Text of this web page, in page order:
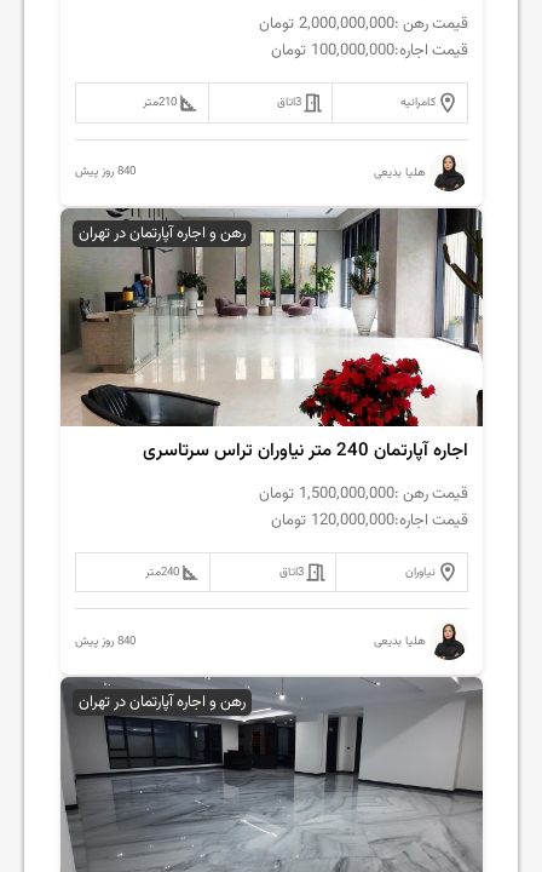
قیمت رهن :2,000,000,000 تومان
قیمت اجاره:100,000,000 تومان
کامرانیه 3اتاق 210متر
هلیا بدیعی 840 روز پیش
رهن و اجاره آپارتمان در تهران
اجاره آپارتمان 240 متر نیاوران تراس سرتاسری
قیمت رهن :1,500,000,000 تومان
قیمت اجاره:120,000,000 تومان
نیاوران 3اتاق 240متر
هلیا بدیعی 840 روز پیش
رهن و اجاره آپارتمان در تهران